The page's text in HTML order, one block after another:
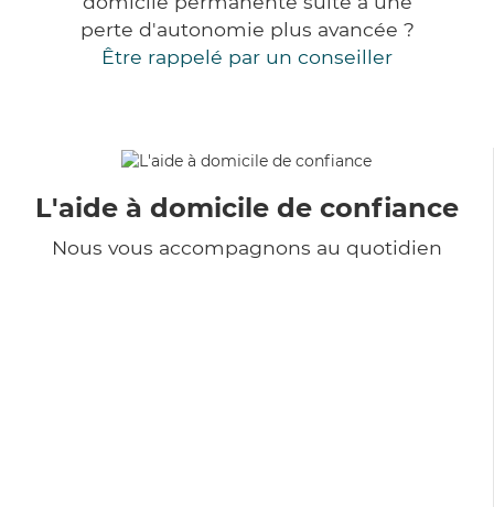
perte d'autonomie plus avancée ?
Être rappelé par un conseiller
L'aide à domicile de confiance
Nous vous accompagnons au quotidien